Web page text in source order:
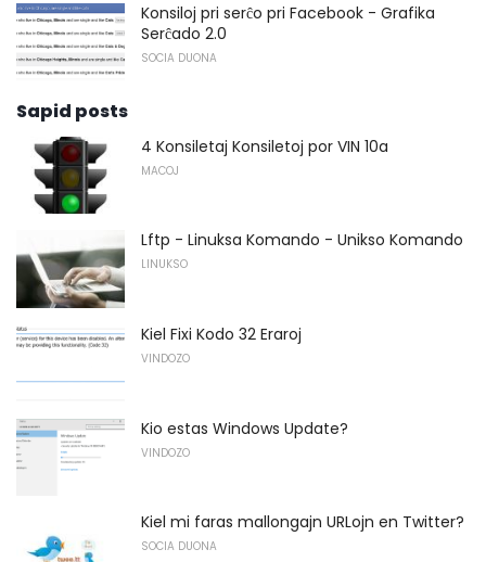
Konsiloj pri serĉo pri Facebook - Grafika
Serĉado 2.0
SOCIA DUONA
Sapid posts
4 Konsiletaj Konsiletoj por VIN 10a
MACOJ
Lftp - Linuksa Komando - Unikso Komando
LINUKSO
Kiel Fixi Kodo 32 Eraroj
VINDOZO
Kio estas Windows Update?
VINDOZO
Kiel mi faras mallongajn URLojn en Twitter?
SOCIA DUONA